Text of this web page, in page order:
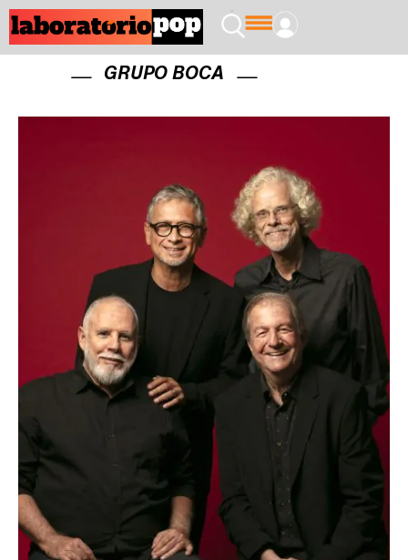
GRUPO BOCA